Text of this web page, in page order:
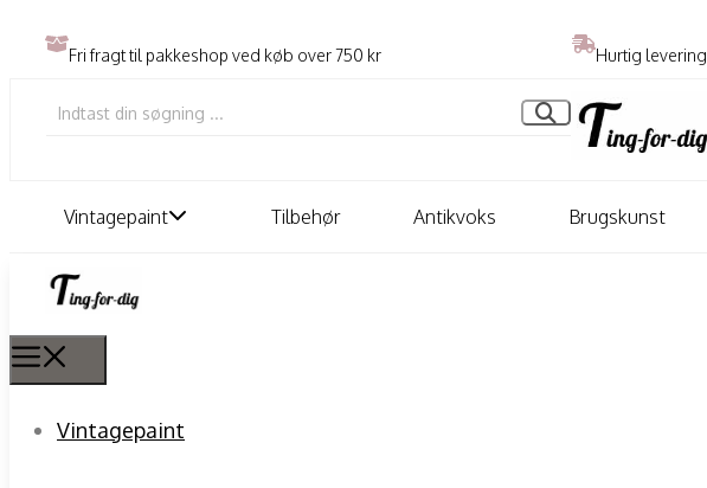
Fri fragt til pakkeshop ved køb over 750 kr Hurtig levering
Vintagepaint Tilbehør Antikvoks Brugskunst
Vintagepaint